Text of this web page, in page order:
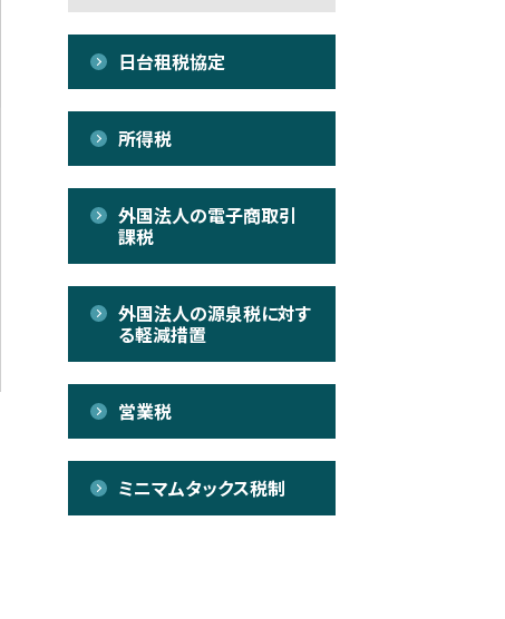
日台租税協定
所得税
外国法人の電子商取引
課税
外国法人の源泉税に対す
る軽減措置
営業税
ミニマムタックス税制